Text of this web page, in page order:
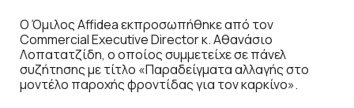
Ο Όμιλος Affidea εκπροσωπήθηκε από τον
Commercial Executive Director κ. Αθανάσιο
Λοπατατζίδη, ο οποίος συμμετείχε σε πάνελ
συζήτησης με τίτλο «Παραδείγματα αλλαγής στο
μοντέλο παροχής φροντίδας για τον καρκίνο».